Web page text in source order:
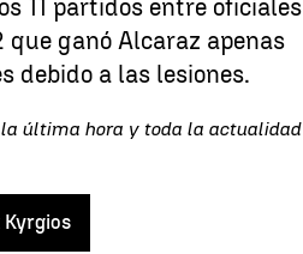
11 partidos entre oficiales
que ganó Alcaraz apenas
debido a las lesiones.
última hora y toda la actualidad
Kyrgios